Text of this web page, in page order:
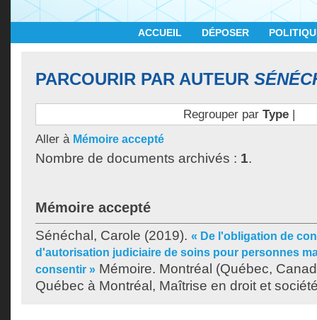
ACCUEIL DÉPOSER
PARCOURIR PAR AUTEUR
Regrouper par Type|
Aller à Mémoire accepté
Nombre de documents archivés : 1.
Mémoire accepté
Sénéchal, Carole (2019). « De l'obligation de
d'autorisation judiciaire de soins pour personnes
consentir » Mémoire. Montréal (Québec,
Québec à Montréal, Maîtrise en droit et